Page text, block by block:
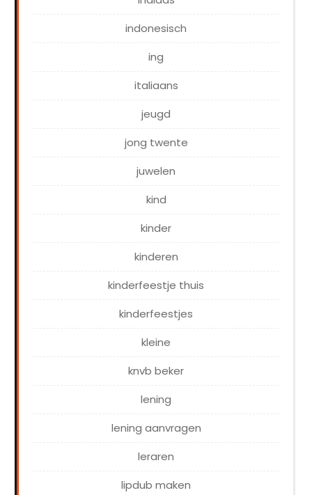
indonesisch
ing
italiaans
jeugd
jong twente
juwelen
kind
kinder
kinderen
kinderfeestje thuis
kinderfeestjes
kleine
knvb beker
lening
lening aanvragen
leraren
lipdub maken